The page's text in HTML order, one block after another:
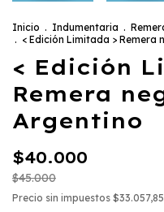
Inicio . Indumentaria .
. < Edición Limitada > Remera
< Edición
Remera
Argentino
$40.000
$45.000
Precio sin impuestos $33.057,85